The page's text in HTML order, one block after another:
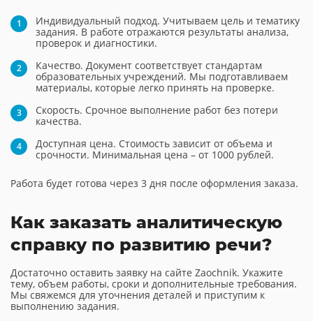
Индивидуальный подход. Учитываем цель и тематику
задания. В работе отражаются результаты анализа,
проверок и диагностики.
Качество. Документ соответствует стандартам
образовательных учреждений. Мы подготавливаем
материалы, которые легко принять на проверке.
Скорость. Срочное выполнение работ без потери
качества.
Доступная цена. Стоимость зависит от объема и
срочности. Минимальная цена – от 1000 рублей.
Работа будет готова через 3 дня после оформления заказа.
Как заказать аналитическую
справку по развитию речи?
Достаточно оставить заявку на сайте Zaochnik. Укажите
тему, объем работы, сроки и дополнительные требования.
Мы свяжемся для уточнения деталей и приступим к
выполнению задания.